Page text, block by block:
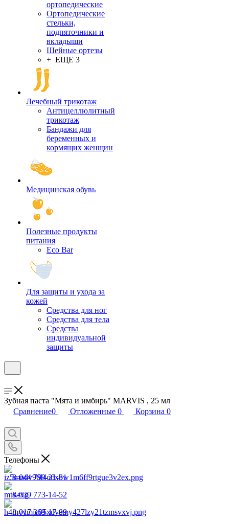
ортопедические
Ортопедические
стельки,
подпяточники и
вкладыши
Шейные ортезы
+ ЕЩЕ 3
Лечебный трикотаж
Антицеллюлитный
трикотаж
Бандажи для
беременных и
кормящих женщин
Медицинская обувь
Полезные продукты
питания
Eco Bar
Для защиты и ухода за
кожей
Средства для ног
Средства для тела
Средства
индивидуальной
защиты
Зубная паста "Мята и имбирь" MARVIS , 25 мл
Сравнение0 Отложенные 0 Корзина 0
Телефоны
8-044 799-21-81
8-029 773-14-52
8-017 369-17-99